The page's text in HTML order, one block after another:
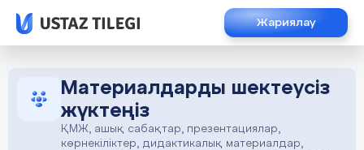
Жариялау
Материалдарды шектеусіз
жүктеңіз
ҚМЖ, ашық сабақтар, презентациялар,
көрнекіліктер, дидактикалық материалдар,